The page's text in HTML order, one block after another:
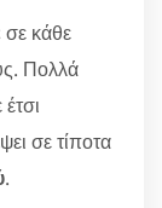
σε κάθε
Πολλά
σε τίποτα
.